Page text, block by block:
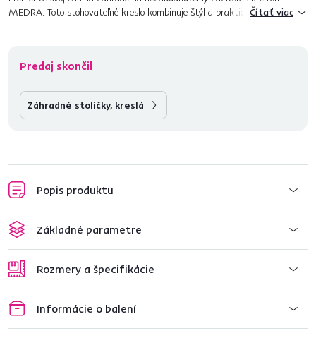
MEDRA. Toto stohovateľné kreslo kombinuje štýl a praktickosť. Vyrobené
Čítať viac
Predaj skončil
Záhradné stoličky, kreslá
Popis produktu
Základné parametre
Rozmery a špecifikácie
Informácie o balení